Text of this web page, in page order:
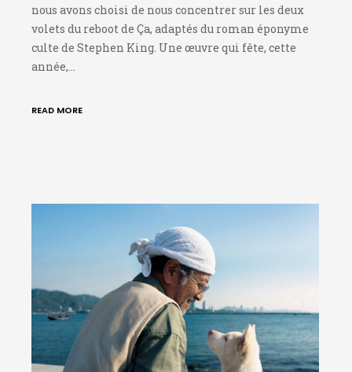
nous avons choisi de nous concentrer sur les deux
volets du reboot de Ça, adaptés du roman éponyme
culte de Stephen King. Une œuvre qui fête, cette
année,…
READ MORE